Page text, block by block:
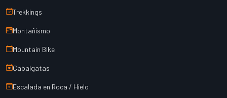
Trekkings
Montañismo
Mountain Bike
Cabalgatas
Escalada en Roca / Hielo